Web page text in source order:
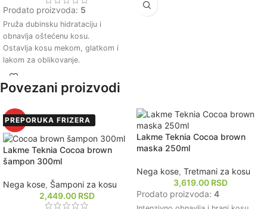
Prodato proizvoda: 5
Pruža dubinsku hidrataciju i
obnavlja oštećenu kosu.
Ostavlja kosu mekom, glatkom i
lakom za oblikovanje.
Sadrži prirodne sastojke koji
poboljšavaju zdravlje kose.
Štiti kosu od štetnih uticaja okoline
i toplote.
Pogodan za sve tipove kose,
uključujući farbanu kosu.
otežava kosu i omogućava lako
Povezani proizvodi
HOT
PREPORUKA FRIZERA
Lakme Teknia Cocoa brown
šampon 300ml
Nega kose, Šamponi za kosu
2,449.00 RSD
Lakme Teknia Cocoa brown
maska 250ml
Nega kose, Tretmani za kosu
3,619.00 RSD
Prodato proizvoda: 4